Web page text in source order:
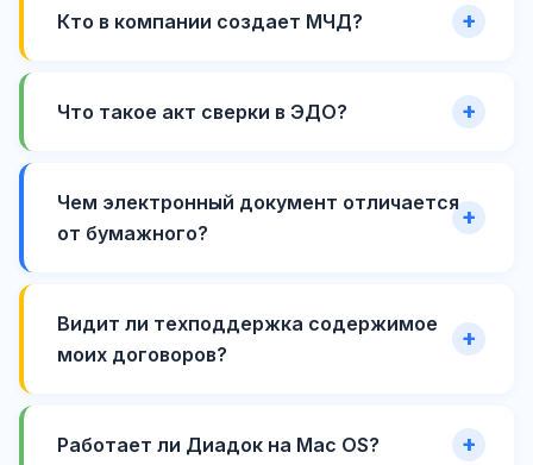
Кто в компании создает МЧД?
Что такое акт сверки в ЭДО?
Чем электронный документ отличается
от бумажного?
Видит ли техподдержка содержимое
моих договоров?
Работает ли Диадок на Mac OS?